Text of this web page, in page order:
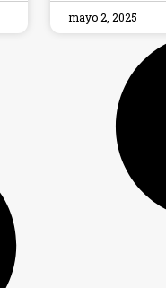
mayo 2, 2025